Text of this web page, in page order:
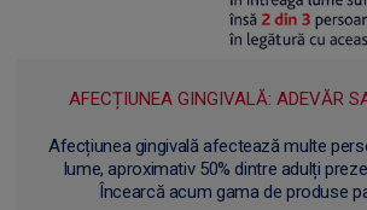
AFECȚIUNEA GINGIVALĂ: ADEVĂR
Afecțiunea gingivală afectează multe
lume, aproximativ 50% dintre adulți
Încearcă acum gama de produse